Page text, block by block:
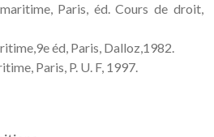
Paris, éd. Cours de droit,
éd, Paris, Dalloz,1982.
Paris, P. U. F, 1997.